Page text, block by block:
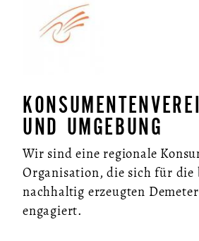
UND UMGEBUNG
Wir sind eine regionale
Organisation, die sich für die
nachhaltig erzeugten
engagiert.